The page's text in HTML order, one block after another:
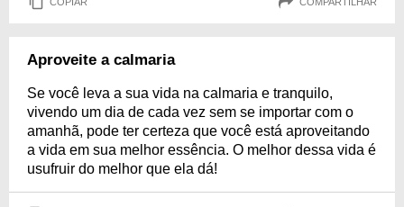
Aproveite a calmaria
Se você leva a sua vida na calmaria e tranquilo,
vivendo um dia de cada vez sem se importar com o
amanhã, pode ter certeza que você está aproveitando
a vida em sua melhor essência. O melhor dessa vida é
usufruir do melhor que ela dá!